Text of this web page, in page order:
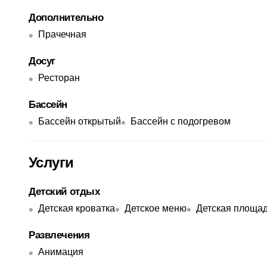
Дополнительно
Прачечная
Досуг
Ресторан
Бассейн
Бассейн открытый Бассейн с подогревом
Услуги
Детский отдых
Детская кроватка Детское меню Детская
Развлечения
Анимация